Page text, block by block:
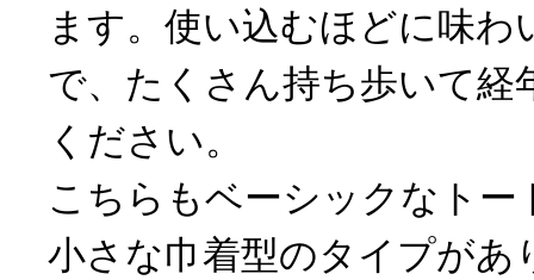
ます。使い込むほどに味
で、たくさん持ち歩いて経
ください。
こちらもベーシックなトー
小さな巾着型のタイプがあ